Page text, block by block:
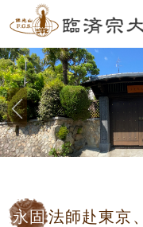
永固法師赴東京